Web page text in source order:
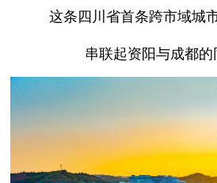
这条四川省首条跨市域城
串联起资阳与成都